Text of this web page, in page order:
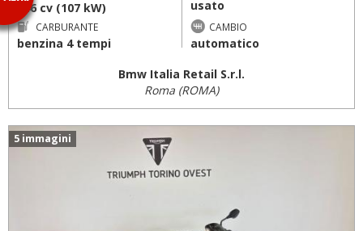
146 cv (107 kW) usato
CARBURANTE
benzina 4 tempi
CAMBIO
automatico
Bmw Italia Retail S.r.l.
Roma (ROMA)
5 immagini